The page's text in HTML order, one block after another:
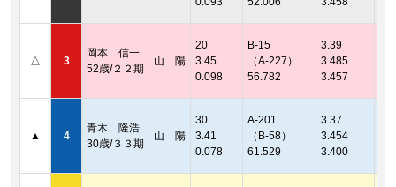
△ 3
岡本 信一
52歳/２２期
山 陽
20
3.45
0.098
B-15
（A-227）
56.782
3.39
3.485
3.457
▲ 4
青木 隆浩
30歳/３３期
山 陽
30
3.41
0.078
A-201
（B-58）
61.529
3.37
3.454
3.400